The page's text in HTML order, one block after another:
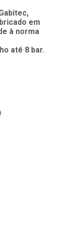
em
à norma
até 8 bar.